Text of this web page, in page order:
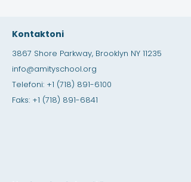
Kontaktoni
3867 Shore Parkway, Brooklyn NY 11235
info@amityschool.org
Telefoni: +1 (718) 891-6100
Faks: +1 (718) 891-6841